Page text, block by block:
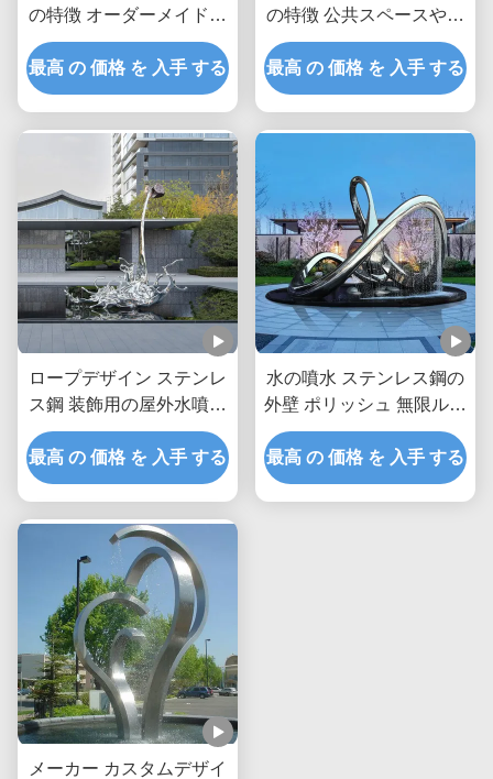
の特徴 オーダーメイドの
屋外庭園噴水彫刻 景観の
焦点点と庭の拡張のため
に設計された
最高 の 価格 を 入手 する
の特徴 公共スペースや商
業用景観改善のためのカ
スタマイズ可能な屋外庭
園噴水彫刻
最高 の 価格 を 入手 する
ロープデザイン ステンレ
ス鋼 装飾用の屋外水噴水
彫刻
最高 の 価格 を 入手 する
水の噴水 ステンレス鋼の
外壁 ポリッシュ 無限ルー
プ 噴水 彫刻 大型
最高 の 価格 を 入手 する
メーカー カスタムデザイ